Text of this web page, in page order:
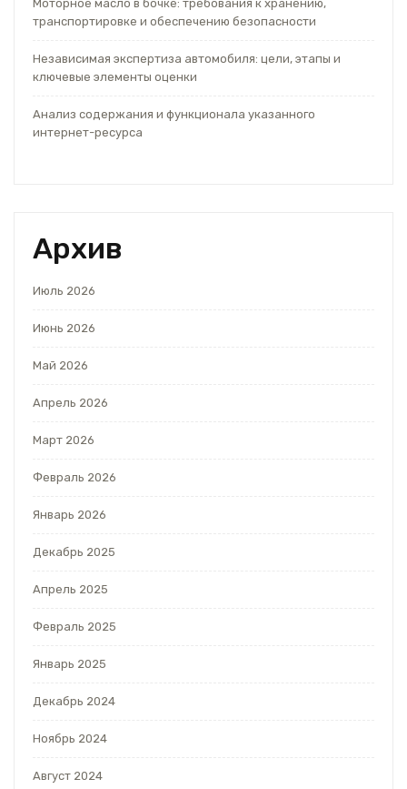
Моторное масло в бочке: требования к хранению,
транспортировке и обеспечению безопасности
Независимая экспертиза автомобиля: цели, этапы и
ключевые элементы оценки
Анализ содержания и функционала указанного
интернет-ресурса
Архив
Июль 2026
Июнь 2026
Май 2026
Апрель 2026
Март 2026
Февраль 2026
Январь 2026
Декабрь 2025
Апрель 2025
Февраль 2025
Январь 2025
Декабрь 2024
Ноябрь 2024
Август 2024